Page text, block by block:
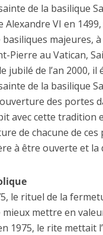
de la basilique
Alexandre VI en
majeures,
Pierre au Vatican,
jubilé de l’an 2000,
de la basilique
des portes
avec cette tradition
de chacune de
à être ouverte et la
le rituel de la
mieux mettre en
1975, le rite mettait